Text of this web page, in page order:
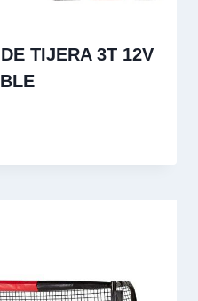
TIJERA 3T 12V